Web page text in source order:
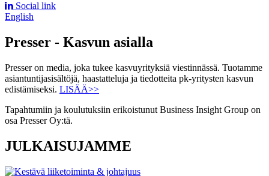
Social link
English
Presser - Kasvun asialla
Presser on media, joka tukee kasvuyrityksiä viestinnässä. Tuotamme
asiantuntijasisältöjä, haastatteluja ja tiedotteita pk-yritysten kasvun
edistämiseksi. LISÄÄ>>
Tapahtumiin ja koulutuksiin erikoistunut Business Insight Group on
osa Presser Oy:tä.
JULKAISUJAMME